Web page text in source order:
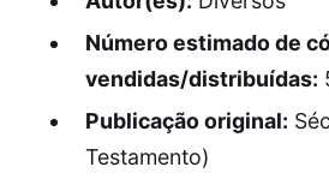
Número estimado de
vendidas/distribuídas:
Publicação original:
Testamento)